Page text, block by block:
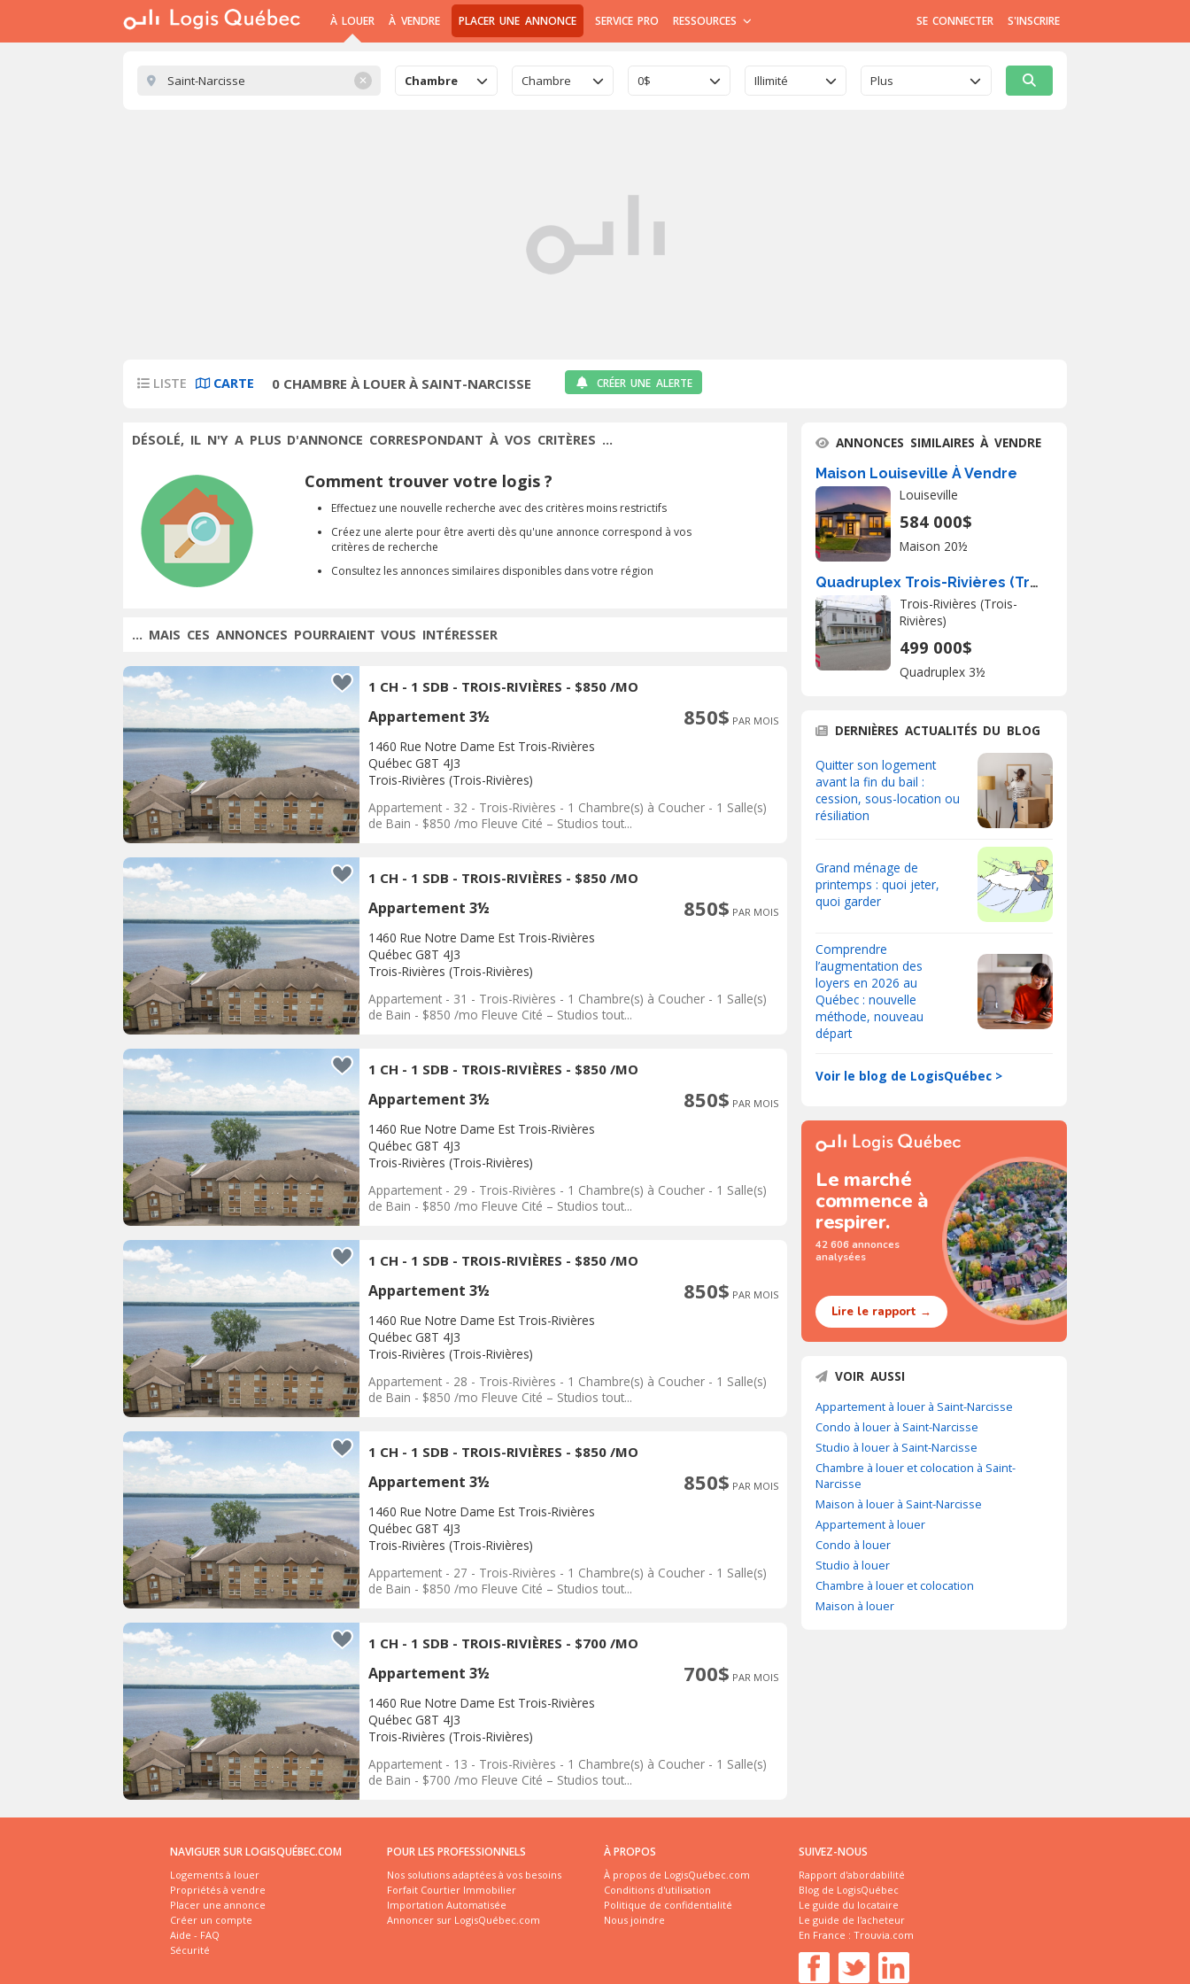
À LOUER À VENDRE PLACER UNE ANNONCE SERVICE PRO RESSOURCES SE CONNECTER S'INSCRIRE
✕ Chambre Chambre 0$ Illimité Plus
LISTE CARTE 0 CHAMBRE À LOUER À SAINT-NARCISSE CRÉER UNE ALERTE
DÉSOLÉ, IL N'Y A PLUS D'ANNONCE CORRESPONDANT À VOS CRITÈRES ...
Comment trouver votre logis ?
Effectuez une nouvelle recherche avec des critères moins restrictifs
Créez une alerte pour être averti dès qu'une annonce correspond à vos
critères de recherche
Consultez les annonces similaires disponibles dans votre région
... MAIS CES ANNONCES POURRAIENT VOUS INTÉRESSER
1 CH - 1 SDB - TROIS-RIVIÈRES - $850 /MO
Appartement 3½ 850$ PAR MOIS
1460 Rue Notre Dame Est Trois-Rivières
Québec G8T 4J3
Trois-Rivières (Trois-Rivières)
Appartement - 32 - Trois-Rivières - 1 Chambre(s) à Coucher - 1 Salle(s)
de Bain - $850 /mo Fleuve Cité – Studios tout...
1 CH - 1 SDB - TROIS-RIVIÈRES - $850 /MO
Appartement 3½ 850$ PAR MOIS
1460 Rue Notre Dame Est Trois-Rivières
Québec G8T 4J3
Trois-Rivières (Trois-Rivières)
Appartement - 31 - Trois-Rivières - 1 Chambre(s) à Coucher - 1 Salle(s)
de Bain - $850 /mo Fleuve Cité – Studios tout...
1 CH - 1 SDB - TROIS-RIVIÈRES - $850 /MO
Appartement 3½ 850$ PAR MOIS
1460 Rue Notre Dame Est Trois-Rivières
Québec G8T 4J3
Trois-Rivières (Trois-Rivières)
Appartement - 29 - Trois-Rivières - 1 Chambre(s) à Coucher - 1 Salle(s)
de Bain - $850 /mo Fleuve Cité – Studios tout...
1 CH - 1 SDB - TROIS-RIVIÈRES - $850 /MO
Appartement 3½ 850$ PAR MOIS
1460 Rue Notre Dame Est Trois-Rivières
Québec G8T 4J3
Trois-Rivières (Trois-Rivières)
Appartement - 28 - Trois-Rivières - 1 Chambre(s) à Coucher - 1 Salle(s)
de Bain - $850 /mo Fleuve Cité – Studios tout...
1 CH - 1 SDB - TROIS-RIVIÈRES - $850 /MO
Appartement 3½ 850$ PAR MOIS
1460 Rue Notre Dame Est Trois-Rivières
Québec G8T 4J3
Trois-Rivières (Trois-Rivières)
Appartement - 27 - Trois-Rivières - 1 Chambre(s) à Coucher - 1 Salle(s)
de Bain - $850 /mo Fleuve Cité – Studios tout...
1 CH - 1 SDB - TROIS-RIVIÈRES - $700 /MO
Appartement 3½ 700$ PAR MOIS
1460 Rue Notre Dame Est Trois-Rivières
Québec G8T 4J3
Trois-Rivières (Trois-Rivières)
Appartement - 13 - Trois-Rivières - 1 Chambre(s) à Coucher - 1 Salle(s)
de Bain - $700 /mo Fleuve Cité – Studios tout...
ANNONCES SIMILAIRES À VENDRE
Maison Louiseville À Vendre
Louiseville
584 000$
Maison 20½
Quadruplex Trois-Rivières (Trois-Rivières) À Vendre
Trois-Rivières (Trois-
Rivières)
499 000$
Quadruplex 3½
DERNIÈRES ACTUALITÉS DU BLOG
Quitter son logement
avant la fin du bail :
cession, sous-location ou
résiliation
Grand ménage de
printemps : quoi jeter,
quoi garder
Comprendre
l’augmentation des
loyers en 2026 au
Québec : nouvelle
méthode, nouveau
départ
Voir le blog de LogisQuébec >
Le marché
commence à
respirer.
42 606 annonces
analysées
Lire le rapport →
VOIR AUSSI
Appartement à louer à Saint-Narcisse
Condo à louer à Saint-Narcisse
Studio à louer à Saint-Narcisse
Chambre à louer et colocation à Saint-
Narcisse
Maison à louer à Saint-Narcisse
Appartement à louer
Condo à louer
Studio à louer
Chambre à louer et colocation
Maison à louer
NAVIGUER SUR LOGISQUÉBEC.COM
Logements à louer
Propriétés à vendre
Placer une annonce
Créer un compte
Aide - FAQ
Sécurité
POUR LES PROFESSIONNELS
Nos solutions adaptées à vos besoins
Forfait Courtier Immobilier
Importation Automatisée
Annoncer sur LogisQuébec.com
À PROPOS
À propos de LogisQuébec.com
Conditions d'utilisation
Politique de confidentialité
Nous joindre
SUIVEZ-NOUS
Rapport d'abordabilité
Blog de LogisQuébec
Le guide du locataire
Le guide de l'acheteur
En France : Trouvia.com